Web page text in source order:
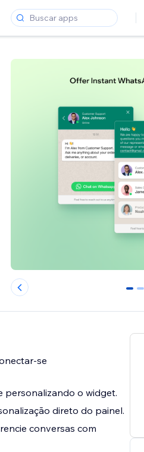
0 1
se
personalizando o widget.
direto do painel.
conversas com